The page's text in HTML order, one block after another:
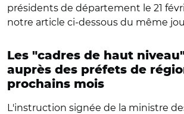
présidents de département le 21
notre article ci-dessous du même
Les "cadres de haut
auprès des préfets de
prochains mois
L'instruction signée de la ministre